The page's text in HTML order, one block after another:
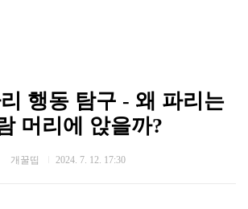
행동 탐구 - 왜 파리는
머리에 앉을까?
개꿀띱 2024. 7. 12. 17:30